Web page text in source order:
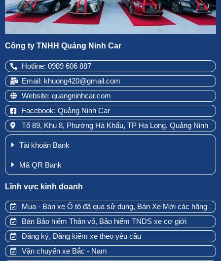
Công ty TNHH Quảng Ninh Car
Hotline: 0989 606 887
Email: khuong420@gmail.com
Website: quangninhcar.com
Facebook: Quảng Ninh Car
Tổ 89, Khu 8, Phường Hà Khẩu, TP Hạ Long, Quảng Ninh
Tài khoản Bank
Mã QR Bank
Lĩnh vực kinh doanh
Mua - Bán xe Ô tô đã qua sử dụng, Bán Xe Mới các hãng
Bán Bảo hiểm Thân vỏ, Bảo hiểm TNDS xe cơ giới
Đăng ký, Đăng kiểm xe theo yêu cầu
Vận chuyển xe Bắc - Nam